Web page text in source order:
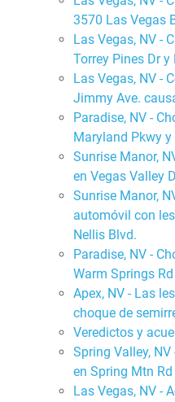
3570 Las Vegas
Las Vegas, NV -
Torrey Pines Dr
Las Vegas, NV -
Jimmy Ave.
Paradise, NV -
Maryland Pkwy y
Sunrise Manor,
en Vegas Valley
Sunrise Manor,
automóvil con
Nellis Blvd.
Paradise, NV -
Warm Springs
Apex, NV - Las
choque de
Veredictos y
Spring Valley,
en Spring Mtn
Las Vegas, NV -